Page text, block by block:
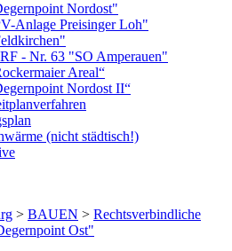
Nordost"
Anlage Preisinger Loh"
- Nr. 63 "SO Amperauen"
Areal“
Nordost II“
(nicht städtisch!)
> BAUEN > Rechtsverbindliche
Ost"